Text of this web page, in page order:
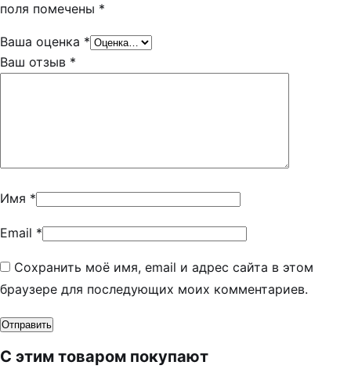
поля помечены *
Ваша оценка *
Ваш отзыв *
Имя *
Email *
Сохранить моё имя, email и адрес сайта в этом
браузере для последующих моих комментариев.
С этим товаром покупают